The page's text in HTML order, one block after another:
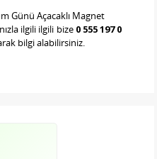
Günü Açacaklı Magnet
ilgili ilgili bize 0 555 197 0
bilgi alabilirsiniz.